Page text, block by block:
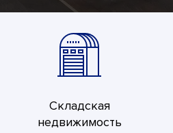
Складская
недвижимость